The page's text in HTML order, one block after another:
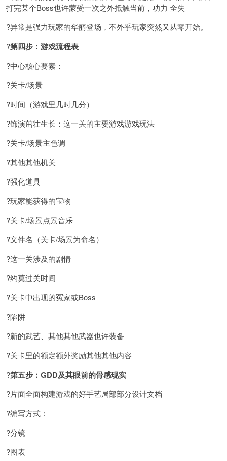
打完某个Boss也许蒙受一次之外抵触当前，功力 全失
?异常是强力玩家的华丽登场，不外乎玩家突然又从零开始。
?第四步：游戏流程表
?中心核心要素：
?关卡/场景
?时间（游戏里几时几分）
?饰演茁壮生长：这一关的主要游戏游戏玩法
?关卡/场景主色调
?其他其他机关
?强化道具
?玩家能获得的宝物
?关卡/场景点景音乐
?文件名（关卡/场景为命名）
?这一关涉及的剧情
?约莫过关时间
?关卡中出现的冤家或Boss
?陷阱
?新的武艺、其他其他武器也许装备
?关卡里的额定额外奖励其他其他内容
?第五步：GDD及其眼前的骨感现实
?片面全面构建游戏的好手艺局部部分设计文档
?编写方式：
?分镜
?图表